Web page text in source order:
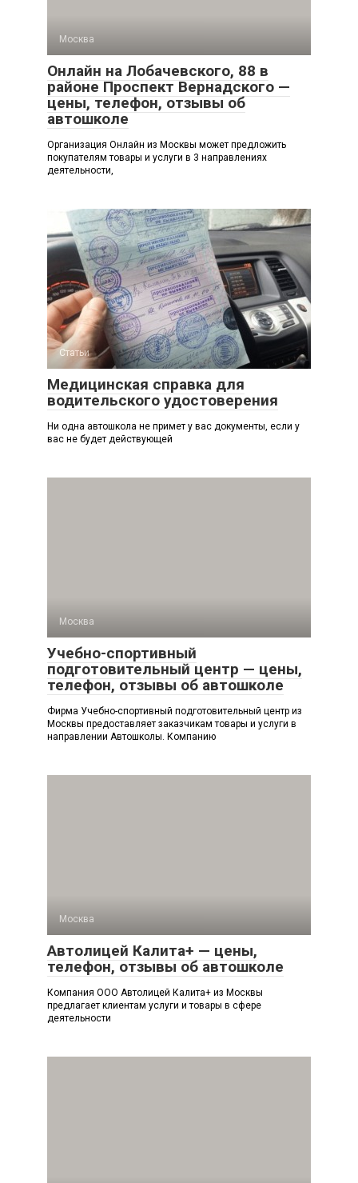
Москва
Онлайн на Лобачевского, 88 в
районе Проспект Вернадского —
цены, телефон, отзывы об
автошколе
Организация Онлайн из Москвы может предложить
покупателям товары и услуги в 3 направлениях
деятельности,
Статьи
Медицинская справка для
водительского удостоверения
Ни одна автошкола не примет у вас документы, если у
вас не будет действующей
Москва
Учебно-спортивный
подготовительный центр — цены,
телефон, отзывы об автошколе
Фирма Учебно-спортивный подготовительный центр из
Москвы предоставляет заказчикам товары и услуги в
направлении Автошколы. Компанию
Москва
Автолицей Калита+ — цены,
телефон, отзывы об автошколе
Компания ООО Автолицей Калита+ из Москвы
предлагает клиентам услуги и товары в сфере
деятельности